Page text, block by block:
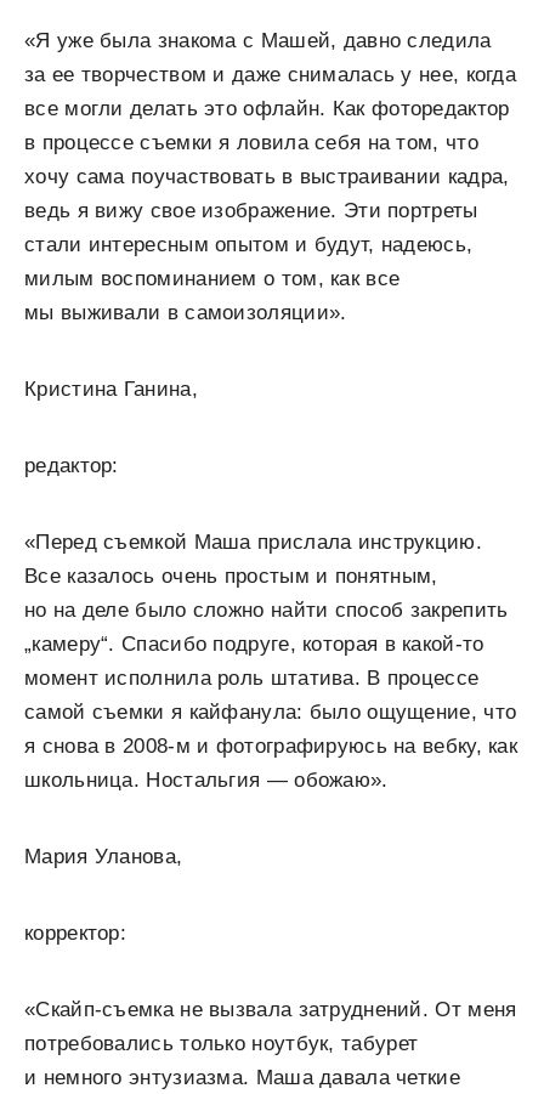
«Я уже была знакома с Машей, давно следила
за ее творчеством и даже снималась у нее, когда
все могли делать это офлайн. Как фоторедактор
в процессе съемки я ловила себя на том, что
хочу сама поучаствовать в выстраивании кадра,
ведь я вижу свое изображение. Эти портреты
стали интересным опытом и будут, надеюсь,
милым воспоминанием о том, как все
мы выживали в самоизоляции».
Кристина Ганина,
редактор:
«Перед съемкой Маша прислала инструкцию.
Все казалось очень простым и понятным,
но на деле было сложно найти способ закрепить
„камеру“. Спасибо подруге, которая в какой-то
момент исполнила роль штатива. В процессе
самой съемки я кайфанула: было ощущение, что
я снова в 2008-м и фотографируюсь на вебку, как
школьница. Ностальгия — обожаю».
Мария Уланова,
корректор:
«Скайп-съемка не вызвала затруднений. От меня
потребовались только ноутбук, табурет
и немного энтузиазма. Маша давала четкие